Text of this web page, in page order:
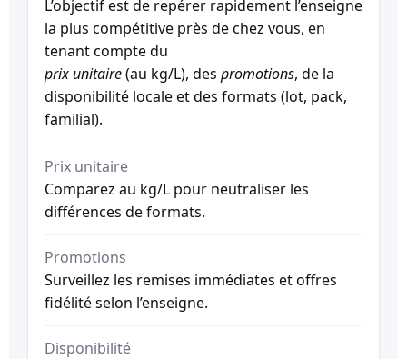
L’objectif est de repérer rapidement l’enseigne
la plus compétitive près de chez vous, en
tenant compte du
prix unitaire(au kg/L), des promotions, de la
disponibilité locale et des formats (lot, pack,
familial).
Prix unitaire
Comparez au kg/L pour neutraliser les
différences de formats.
Promotions
Surveillez les remises immédiates et offres
fidélité selon l’enseigne.
Disponibilité